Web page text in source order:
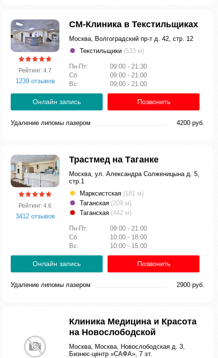
Рейтинг: 4.7
1239 отзывов
СМ-Клиника в Текстильщиках
Москва, Волгоградский пр-т д. 42, стр. 12
Текстильщики (533 м)
Пн-Пт:
09:00 - 21:30
Сб:
09:00 - 21:00
Вс:
09:00 - 21:00
Онлайн запись Позвонить
Удаление липомы лазером 4200 руб.
Рейтинг: 4.6
3412 отзывов
Трастмед на Таганке
Москва, ул. Александра Солженицына д. 5,
стр.1
Марксистская (181 м)
Таганская (209 м)
Таганская (442 м)
Пн-Пт:
09:00 - 21:00
Сб:
10:00 - 18:00
Вс:
10:00 - 15:00
Онлайн запись Позвонить
Удаление липомы лазером 2900 руб.
Клиника Медицина и Красота
на Новослободской
Москва, Москва, Новослободская д. 3,
Бизнес-центр «САФА», 7 эт.